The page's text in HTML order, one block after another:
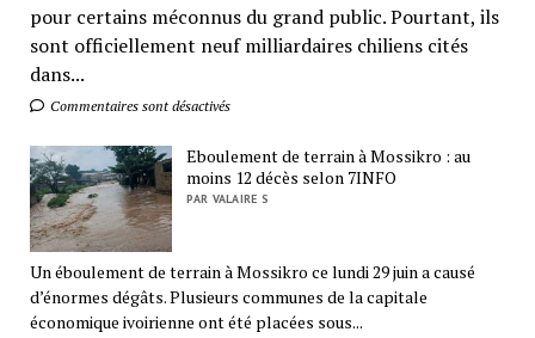
pour certains méconnus du grand public. Pourtant, ils
sont officiellement neuf milliardaires chiliens cités
dans...
Commentaires sont désactivés
Eboulement de terrain à Mossikro : au
moins 12 décès selon 7INFO
PAR VALAIRE S
Un éboulement de terrain à Mossikro ce lundi 29 juin a causé
d’énormes dégâts. Plusieurs communes de la capitale
économique ivoirienne ont été placées sous...